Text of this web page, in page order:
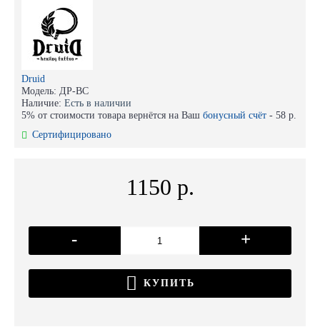
Druid
Модель: ДР-ВС
Наличие: Есть в наличии
5% от стоимости товара вернётся на Ваш бонусный счёт - 58 р.
Сертифицировано
1150 р.
- +
КУПИТЬ